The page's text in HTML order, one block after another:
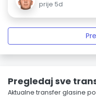
prije 5d
Pregledaj sve
Aktualne transfer glasine